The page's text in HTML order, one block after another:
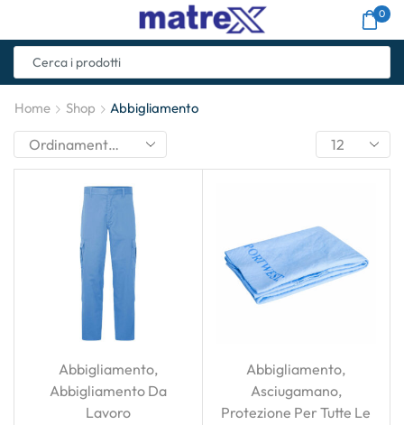
0
Home Shop Abbigliamento
Abbigliamento,
Abbigliamento Da
Lavoro
Abbigliamento,
Asciugamano,
Protezione Per Tutte Le